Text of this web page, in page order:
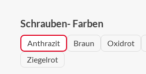
Schrauben- Farbenauswählen
Anthrazit Braun Oxidrot
Ziegelrot